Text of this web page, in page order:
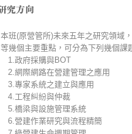
本班(原營管所)未來五年之研究領域
等幾個主要重點，可分為下列幾個課
1.政府採購與BOT
2.網際網路在營建管理之應用
3.專家系統之建立與應用
4.工程糾紛與仲裁
5.橋梁與設施管理系統
6.營建作業研究與流程精簡